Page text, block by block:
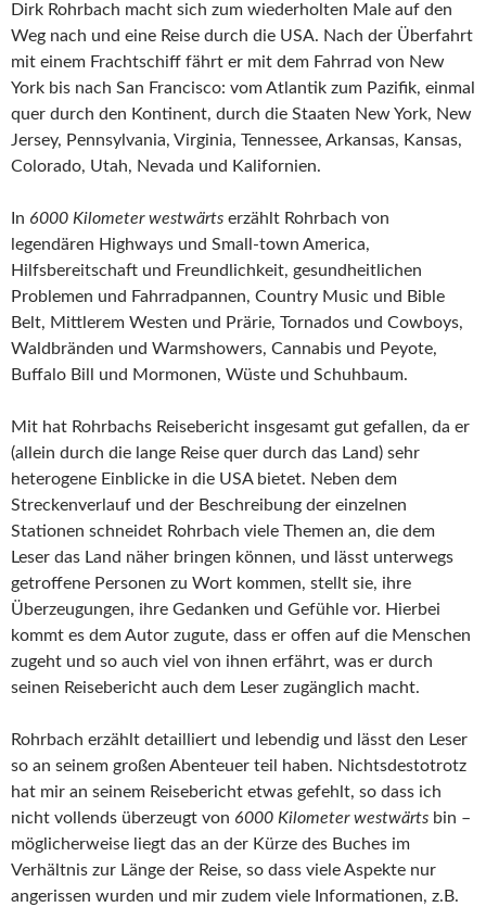
Dirk Rohrbach macht sich zum wiederholten Male auf den
Weg nach und eine Reise durch die USA. Nach der Überfahrt
mit einem Frachtschiff fährt er mit dem Fahrrad von New
York bis nach San Francisco: vom Atlantik zum Pazifik, einmal
quer durch den Kontinent, durch die Staaten New York, New
Jersey, Pennsylvania, Virginia, Tennessee, Arkansas, Kansas,
Colorado, Utah, Nevada und Kalifornien.
In 6000 Kilometer westwärts erzählt Rohrbach von
legendären Highways und Small-town America,
Hilfsbereitschaft und Freundlichkeit, gesundheitlichen
Problemen und Fahrradpannen, Country Music und Bible
Belt, Mittlerem Westen und Prärie, Tornados und Cowboys,
Waldbränden und Warmshowers, Cannabis und Peyote,
Buffalo Bill und Mormonen, Wüste und Schuhbaum.
Mit hat Rohrbachs Reisebericht insgesamt gut gefallen, da er
(allein durch die lange Reise quer durch das Land) sehr
heterogene Einblicke in die USA bietet. Neben dem
Streckenverlauf und der Beschreibung der einzelnen
Stationen schneidet Rohrbach viele Themen an, die dem
Leser das Land näher bringen können, und lässt unterwegs
getroffene Personen zu Wort kommen, stellt sie, ihre
Überzeugungen, ihre Gedanken und Gefühle vor. Hierbei
kommt es dem Autor zugute, dass er offen auf die Menschen
zugeht und so auch viel von ihnen erfährt, was er durch
seinen Reisebericht auch dem Leser zugänglich macht.
Rohrbach erzählt detailliert und lebendig und lässt den Leser
so an seinem großen Abenteuer teil haben. Nichtsdestotrotz
hat mir an seinem Reisebericht etwas gefehlt, so dass ich
nicht vollends überzeugt von 6000 Kilometer westwärts bin –
möglicherweise liegt das an der Kürze des Buches im
Verhältnis zur Länge der Reise, so dass viele Aspekte nur
angerissen wurden und mir zudem viele Informationen, z.B.